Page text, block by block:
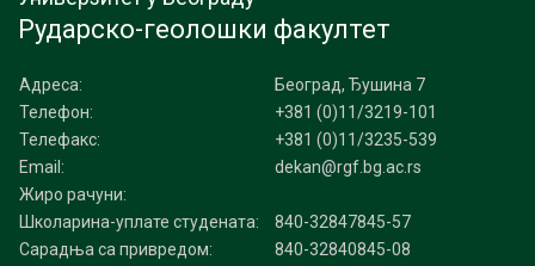
Рударско-геолошки факултет
Адреса:
Београд, Ђушина 7
Телефон:
+381 (0)11/3219-101
Телефакс:
+381 (0)11/3235-539
Email:
dekan@rgf.bg.ac.rs
Жиро рачуни:
Школарина-уплате студената:
840-32847845-57
Сарадња са привредом:
840-32840845-08